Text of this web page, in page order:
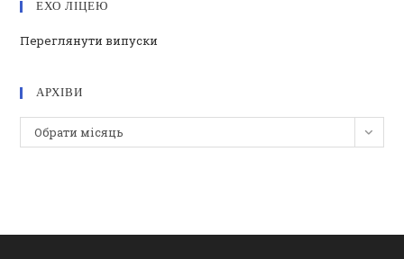
ЕХО ЛІЦЕЮ
Переглянути випуски
АРХІВИ
Архіви
Обрати місяць